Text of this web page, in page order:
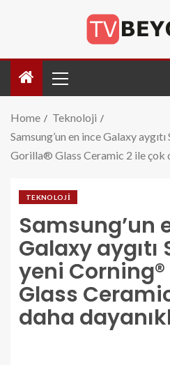
Home
Teknoloji
Samsung’un en ince Galaxy
Gorilla® Glass Ceramic 2 ile çok
TEKNOLOJI
Samsung’un
Galaxy aygıtı
yeni Corning®
Glass
daha